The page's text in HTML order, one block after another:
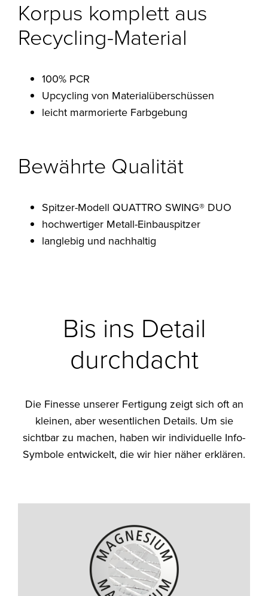
Korpus komplett aus
Recycling-Material
100% PCR
Upcycling von Materialüberschüssen
leicht marmorierte Farbgebung
Bewährte Qualität
Spitzer-Modell QUATTRO SWING® DUO
hochwertiger Metall-Einbauspitzer
langlebig und nachhaltig
Bis ins Detail
durchdacht
Die Finesse unserer Fertigung zeigt sich oft an
kleinen, aber wesentlichen Details. Um sie
sichtbar zu machen, haben wir individuelle Info-
Symbole entwickelt, die wir hier näher erklären.